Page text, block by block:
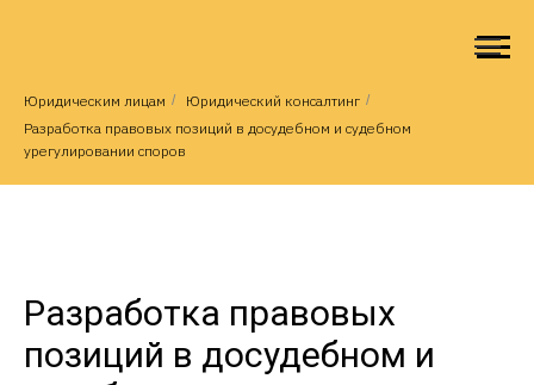
Юридическим лицам / Юридический консалтинг /
Разработка правовых позиций в досудебном и судебном
урегулировании споров
Разработка правовых
позиций в досудебном и